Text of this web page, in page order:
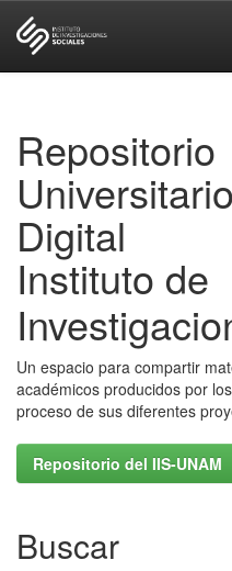
Repositorio
Universitario
Digital
Instituto de
Un espacio para compartir
académicos producidos por
proceso de sus diferentes
Repositorio del IIS-UNAM
Buscar